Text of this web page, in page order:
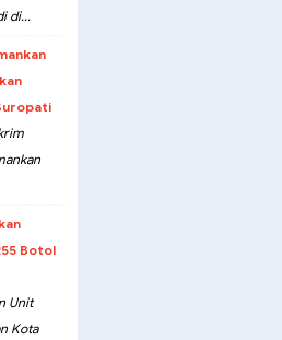
di...
Botol
Unit
Kota